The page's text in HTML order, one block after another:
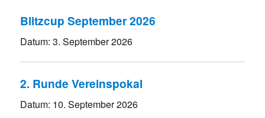
Blitzcup September 2026
Datum:3. September 2026
2. Runde Vereinspokal
Datum: 10. September 2026